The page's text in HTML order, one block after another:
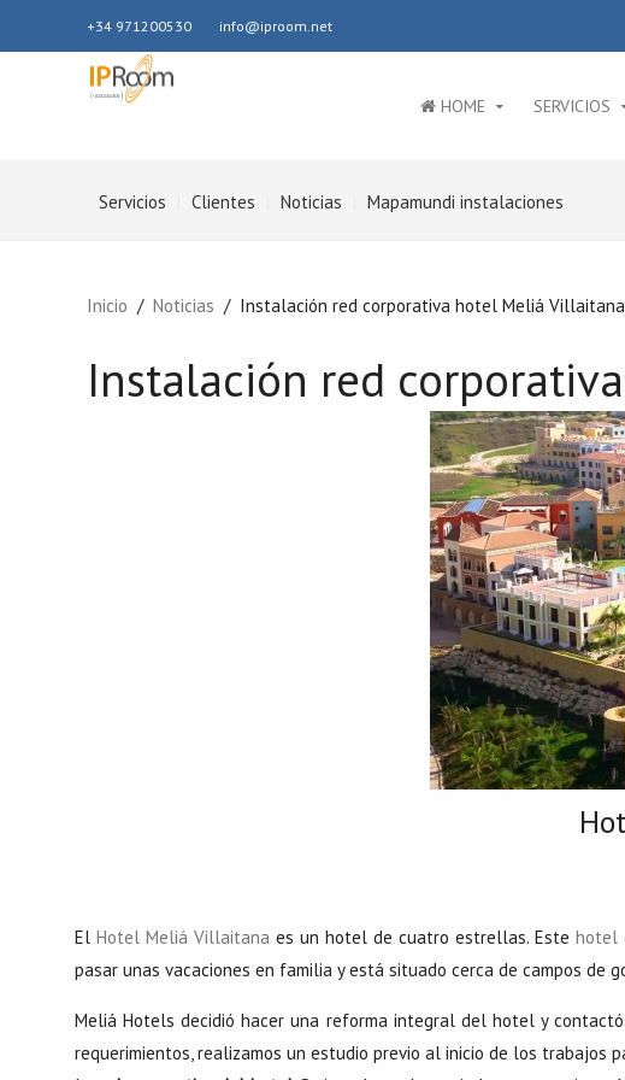
+34 971200530 info@iproom.net
HOME SERVICIOS
Servicios Clientes Noticias Mapamundi instalaciones
Inicio Noticias Instalación red corporativa hotel Meliá Villaitana
Instalación red
El Hotel Meliá Villaitana es un hotel de cuatro estrellas. Este hotel
pasar unas vacaciones en familia y está situado cerca de campos de
Meliá Hotels decidió hacer una reforma integral del hotel y
requerimientos, realizamos un estudio previo al inicio de los trabajos